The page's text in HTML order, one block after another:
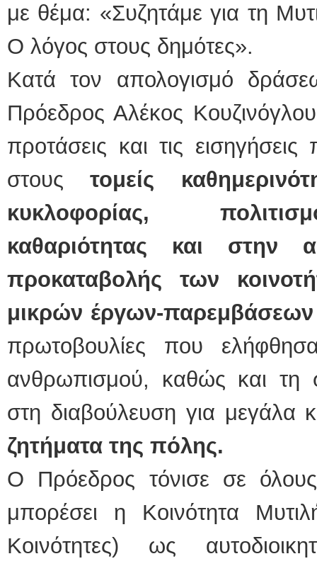
με θέμα: «Συζητάμε για τη
Ο λόγος στους δημότες».
Κατά τον απολογισμό
Πρόεδρος Αλέκος
προτάσεις και τις
στουςτομείς
κυκλοφορίας,
καθαριότητας και στην
προκαταβολής των
μικρών έργων-παρεμβάσεων
πρωτοβουλίες που
ανθρωπισμού, καθώς και τη
στη διαβούλευση για μεγάλα
ζητήματα της πόλης.
Ο Πρόεδρος τόνισε σε
μπορέσει η Κοινότητα
Κοινότητες) ως